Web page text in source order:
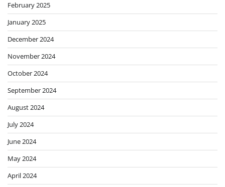
February 2025
January 2025
December 2024
November 2024
October 2024
September 2024
August 2024
July 2024
June 2024
May 2024
April 2024